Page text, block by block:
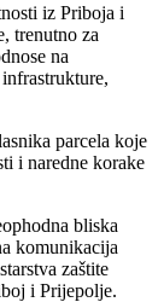
iz Priboja i
trenutno za
na
parcela koje
i naredne korake
bliska
komunikacija
zaštite
i Prijepolje.